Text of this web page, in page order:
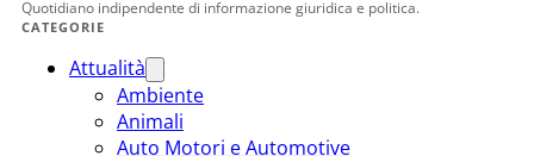
Quotidiano indipendente di informazione giuridica e politica.
CATEGORIE
Attualità
Ambiente
Animali
Auto Motori e Automotive